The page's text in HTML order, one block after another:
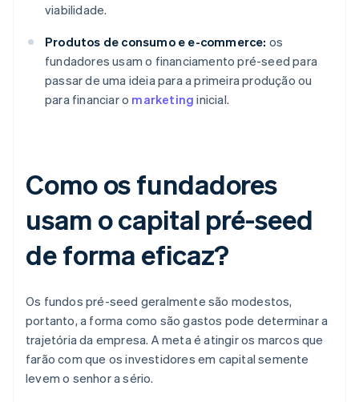
viabilidade.
Produtos de consumo e e-commerce: os
fundadores usam o financiamento pré-seed para
passar de uma ideia para a primeira produção ou
para financiar o marketing inicial.
Como os fundadores
usam o capital pré-seed
de forma eficaz?
Os fundos pré-seed geralmente são modestos,
portanto, a forma como são gastos pode determinar a
trajetória da empresa. A meta é atingir os marcos que
farão com que os investidores em capital semente
levem o senhor a sério.